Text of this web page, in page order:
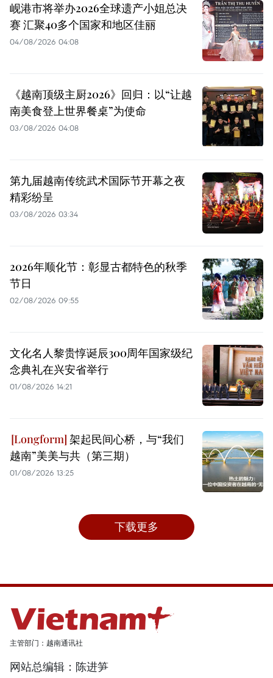
岘港市将举办2026全球遗产小姐总决
赛 汇聚40多个国家和地区佳丽
04/08/2026 04:08
《越南顶级主厨2026》回归：以“让越
南美食登上世界餐桌”为使命
03/08/2026 04:08
第九届越南传统武术国际节开幕之夜
精彩纷呈
03/08/2026 03:34
2026年顺化节：彰显古都特色的秋季
节日
02/08/2026 09:55
文化名人黎贵惇诞辰300周年国家级纪
念典礼在兴安省举行
01/08/2026 14:21
架起民间心桥，与“我们
越南”美美与共（第三期）
01/08/2026 13:25
下载更多
主管部门：越南通讯社
网站总编辑：陈进笋